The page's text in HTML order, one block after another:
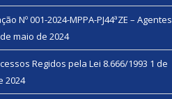
Nº 001-2024-MPPA-PJ44ªZE – Agentes
maio de 2024
Regidos pela Lei 8.666/1993 1 de
2024